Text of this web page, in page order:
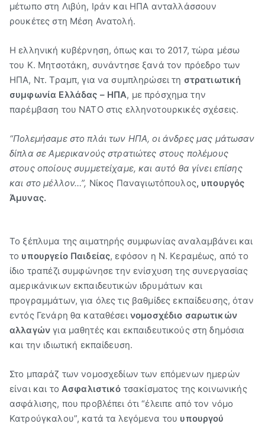
μέτωπο στη Λιβύη, Ιράν και ΗΠΑ ανταλλάσσουν
ρουκέτες στη Μέση Ανατολή.
Η ελληνική κυβέρνηση, όπως και το 2017, τώρα μέσω
του Κ. Μητσοτάκη, συνάντησε ξανά τον πρόεδρο των
ΗΠΑ, Ντ. Τραμπ, για να συμπληρώσει τη στρατιωτική
συμφωνία Ελλάδας – ΗΠΑ, με πρόσχημα την
παρέμβαση του ΝΑΤΟ στις ελληνοτουρκικές σχέσεις.
“Πολεμήσαμε στο πλάι των ΗΠΑ, οι άνδρες μας μάτωσαν
δίπλα σε Αμερικανούς στρατιώτες στους πολέμους
στους οποίους συμμετείχαμε, και αυτό θα γίνει επίσης
και στο μέλλον…”, Νίκος Παναγιωτόπουλος, υπουργός
Άμυνας.
Το ξέπλυμα της αιματηρής συμφωνίας αναλαμβάνει και
το υπουργείο Παιδείας, εφόσον η Ν. Κεραμέως, από το
ίδιο τραπέζι συμφώνησε την ενίσχυση της συνεργασίας
αμερικάνικων εκπαιδευτικών ιδρυμάτων και
προγραμμάτων, για όλες τις βαθμίδες εκπαίδευσης, όταν
εντός Γενάρη θα καταθέσει νομοσχέδιο σαρωτικών
αλλαγών για μαθητές και εκπαιδευτικούς στη δημόσια
και την ιδιωτική εκπαίδευση.
Στο μπαράζ των νομοσχεδίων των επόμενων ημερών
είναι και το Ασφαλιστικό τσακίσματος της κοινωνικής
ασφάλισης, που προβλέπει ότι “έλειπε από τον νόμο
Κατρούγκαλου”, κατά τα λεγόμενα του υπουργού